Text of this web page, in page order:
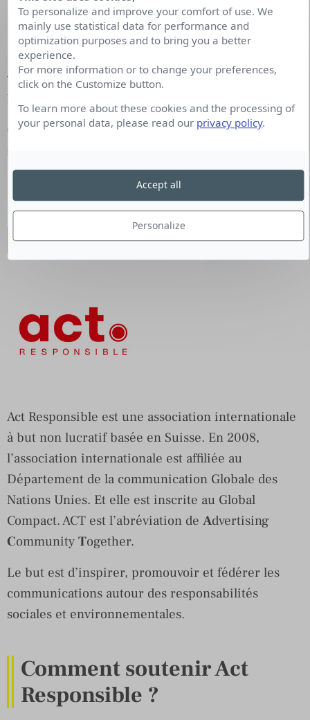
Pour plus d’informations sur cette campagne nous
vous invitons à consulter le site :
https://www.autistica.org.uk/
Cette campagne est également disponible sur le
site d’
Qui est Act Responsible ?
Act Responsible est une association internationale
à but non lucratif basée en Suisse. En 2008,
l’association internationale est affiliée au
Département de la communication Globale des
Nations Unies. Et elle est inscrite au Global
Compact. ACT est l’abréviation de Advertising
Community Together.
Le but est d’inspirer, promouvoir et fédérer les
communications autour des responsabilités
sociales et environnementales.
Comment soutenir Act
Responsible ?
To personalize and improve your comfort of use. We
mainly use statistical data for performance and
optimization purposes and to bring you a better
experience.
For more information or to change your preferences,
click on the Customize button.
To learn more about these cookies and the processing of
your personal data, please read our privacy policy.
Personalize
Accept all